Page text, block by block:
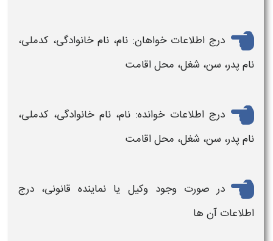
درج اطلاعات خواهان: نام، نام خانوادگی، کدملی،
نام پدر، سن، شغل، محل اقامت
درج اطلاعات خوانده: نام، نام خانوادگی، کدملی،
نام پدر، سن، شغل، محل اقامت
در صورت وجود وکیل یا نماینده قانونی، درج
اطلاعات آن ها